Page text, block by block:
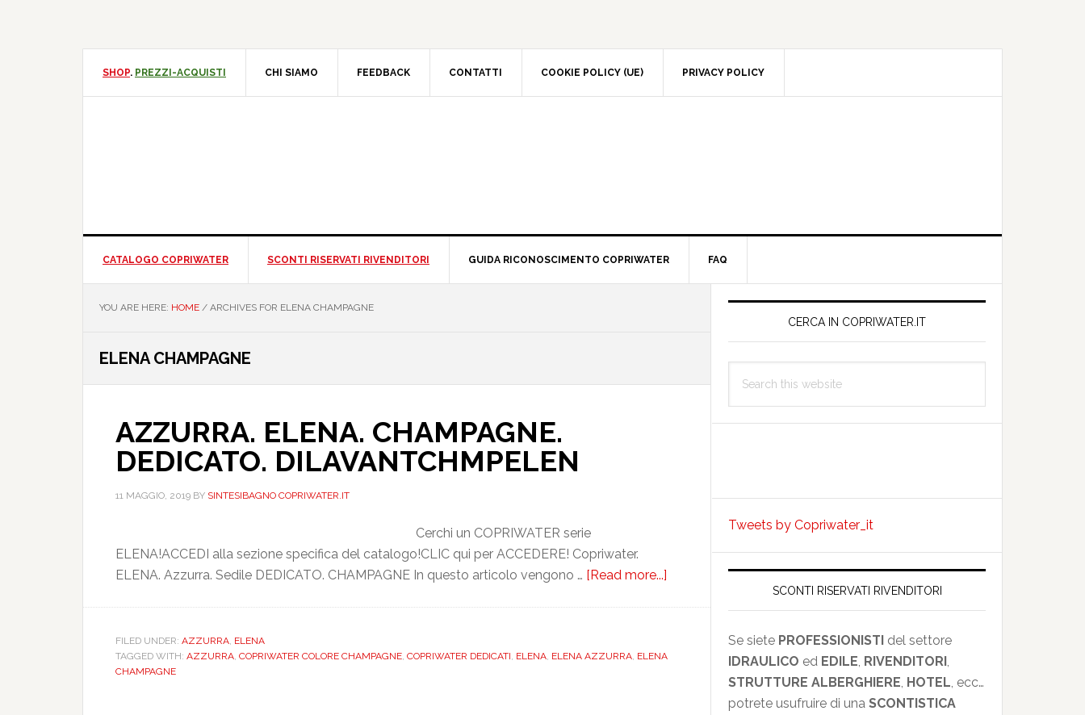
SHOP. PREZZI-ACQUISTI CHI SIAMO FEEDBACK CONTATTI COOKIE POLICY (UE) PRIVACY POLICY
CATALOGO COPRIWATER SCONTI RISERVATI RIVENDITORI GUIDA RICONOSCIMENTO COPRIWATER FAQ
YOU ARE HERE: HOME / ARCHIVES FOR ELENA CHAMPAGNE
ELENA CHAMPAGNE
AZZURRA. ELENA. CHAMPAGNE.
DEDICATO. DILAVANTCHMPELEN
11 MAGGIO, 2019 BY SINTESIBAGNO COPRIWATER.IT
Cerchi un COPRIWATER serie
ELENA!ACCEDI alla sezione specifica del catalogo!CLIC qui per ACCEDERE! Copriwater.
ELENA. Azzurra. Sedile DEDICATO. CHAMPAGNE In questo articolo vengono … [Read more...]
CHAMPAGNE.
DEDICATO.
DILAVANTCHMPELEN
FILED UNDER: AZZURRA, ELENA
TAGGED WITH: AZZURRA, COPRIWATER COLORE CHAMPAGNE, COPRIWATER DEDICATI, ELENA, ELENA AZZURRA, ELENA
CHAMPAGNE
Primary
SidebarCERCA IN COPRIWATER.IT
this
Tweets by Copriwater_it
SCONTI RISERVATI RIVENDITORI
Se siete PROFESSIONISTI del settore
IDRAULICO ed EDILE, RIVENDITORI,
STRUTTURE ALBERGHIERE, HOTEL, ecc…
potrete usufruire di una SCONTISTICA